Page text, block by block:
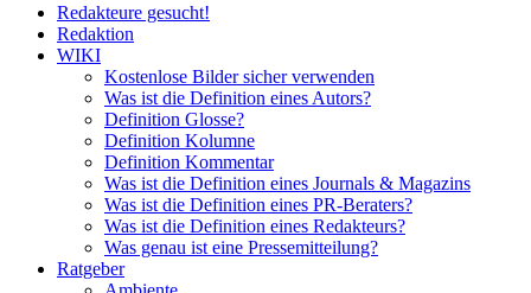
Redakteure gesucht!
Redaktion
WIKI
Kostenlose Bilder sicher verwenden
Was ist die Definition eines Autors?
Definition Glosse?
Definition Kolumne
Definition Kommentar
Was ist die Definition eines Journals & Magazins
Was ist die Definition eines PR-Beraters?
Was ist die Definition eines Redakteurs?
Was genau ist eine Pressemitteilung?
Ratgeber